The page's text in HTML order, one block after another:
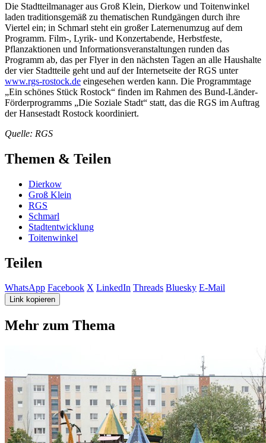
Die Stadtteilmanager aus Groß Klein, Dierkow und Toitenwinkel
laden traditionsgemäß zu thematischen Rundgängen durch ihre
Viertel ein; in Schmarl steht ein großer Laternenumzug auf dem
Programm. Film-, Lyrik- und Konzertabende, Herbstfeste,
Pflanzaktionen und Informationsveranstaltungen runden das
Programm ab, das per Flyer in den nächsten Tagen an alle Haushalte
der vier Stadtteile geht und auf der Internetseite der RGS unter
www.rgs-rostock.de eingesehen werden kann. Die Programmtage
„Ein schönes Stück Rostock“ finden im Rahmen des Bund-Länder-
Förderprogramms „Die Soziale Stadt“ statt, das die RGS im Auftrag
der Hansestadt Rostock koordiniert.
Quelle: RGS
Themen & Teilen
Dierkow
Groß Klein
RGS
Schmarl
Stadtentwicklung
Toitenwinkel
Teilen
WhatsApp Facebook X LinkedIn Threads Bluesky E-Mail
Link kopieren
Mehr zum Thema